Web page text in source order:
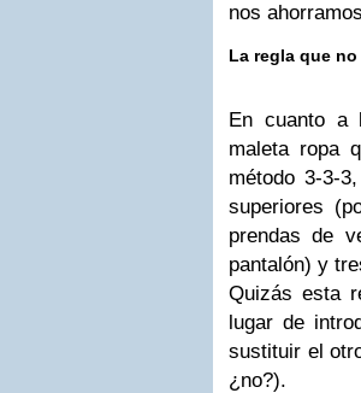
nos
La regla que
En cuanto a
maleta ropa
método 3-3-
superiores
prendas de
pantalón) y
Quizás esta
lugar de
sustituir el
¿no?).